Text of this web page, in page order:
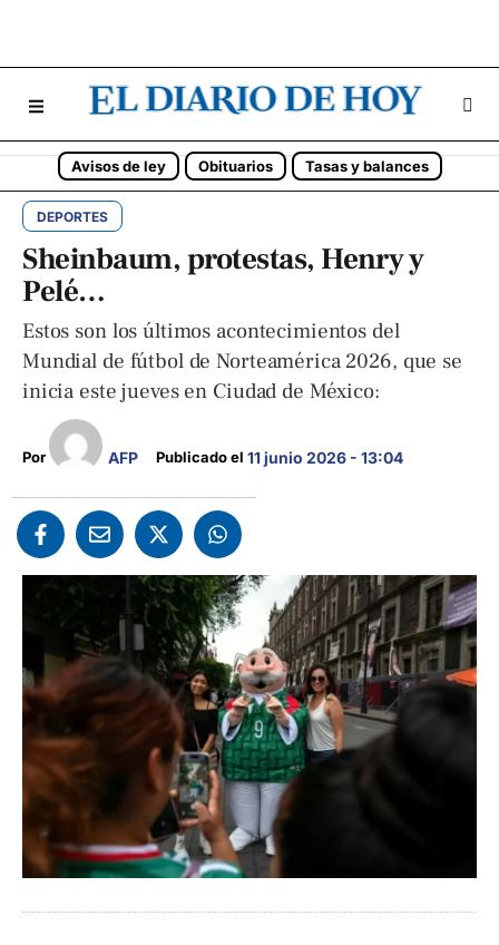
Avisos de ley Obituarios Tasas y balances
DEPORTES
Sheinbaum, protestas, Henry y
Pelé…
Estos son los últimos acontecimientos del
Mundial de fútbol de Norteamérica 2026, que se
inicia este jueves en Ciudad de México:
Por AFP Publicado el 11 junio 2026 - 13:04